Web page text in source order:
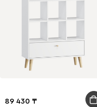
89 430